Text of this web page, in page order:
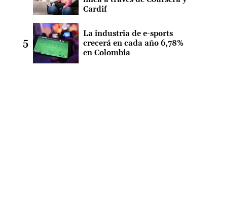
Cardif
La industria de e-sports
crecerá en cada año 6,78%
en Colombia